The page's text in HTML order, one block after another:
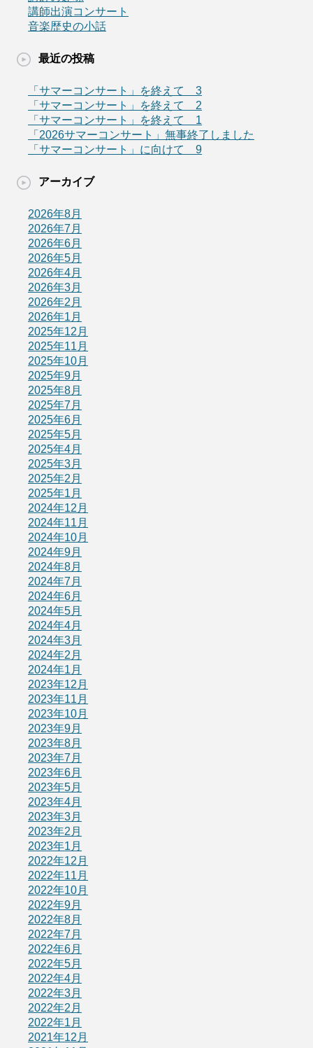
講師出演コンサート
音楽歴史の小話
最近の投稿
「サマーコンサート」を終えて 3
「サマーコンサート」を終えて 2
「サマーコンサート」を終えて 1
「2026サマーコンサート」無事終了しました
「サマーコンサート」に向けて 9
アーカイブ
2026年8月
2026年7月
2026年6月
2026年5月
2026年4月
2026年3月
2026年2月
2026年1月
2025年12月
2025年11月
2025年10月
2025年9月
2025年8月
2025年7月
2025年6月
2025年5月
2025年4月
2025年3月
2025年2月
2025年1月
2024年12月
2024年11月
2024年10月
2024年9月
2024年8月
2024年7月
2024年6月
2024年5月
2024年4月
2024年3月
2024年2月
2024年1月
2023年12月
2023年11月
2023年10月
2023年9月
2023年8月
2023年7月
2023年6月
2023年5月
2023年4月
2023年3月
2023年2月
2023年1月
2022年12月
2022年11月
2022年10月
2022年9月
2022年8月
2022年7月
2022年6月
2022年5月
2022年4月
2022年3月
2022年2月
2022年1月
2021年12月